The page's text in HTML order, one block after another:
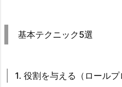
ニ
選
基本テクニック5選
1. 役割を与える（ロールプ